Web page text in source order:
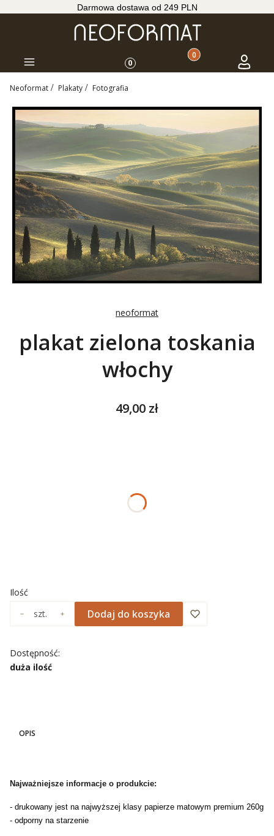
Darmowa dostawa od 249 PLN
Menu 0 Produkty w koszyku:
Koszyk Zaloguj
Neoformat Plakaty Fotografia
neoformat
plakat zielona toskania
włochy
Cena
49,00 zł
Ilość
szt.
Dodaj do koszyka
Dostępność:
duża ilość
OPIS
Najważniejsze informacje o produkcie:
- drukowany jest na najwyższej klasy papierze matowym premium 260g
- odporny na starzenie